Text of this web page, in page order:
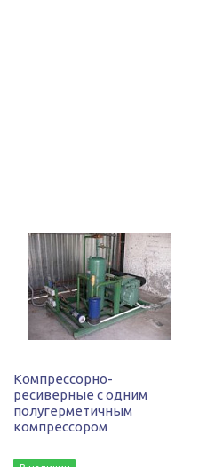
Компрессорно-
ресиверные с одним
полугерметичным
компрессором